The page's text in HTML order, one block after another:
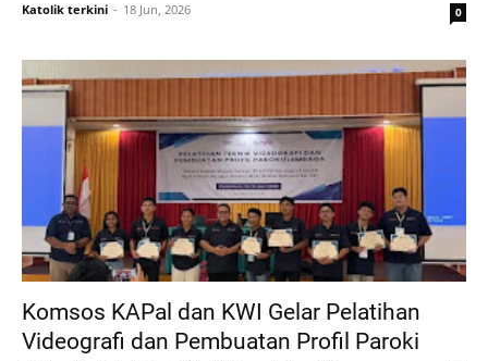
Katolik terkini 18 Jun, 2026 0
Komsos KAPal dan KWI Gelar Pelatihan
Videografi dan Pembuatan Profil Paroki